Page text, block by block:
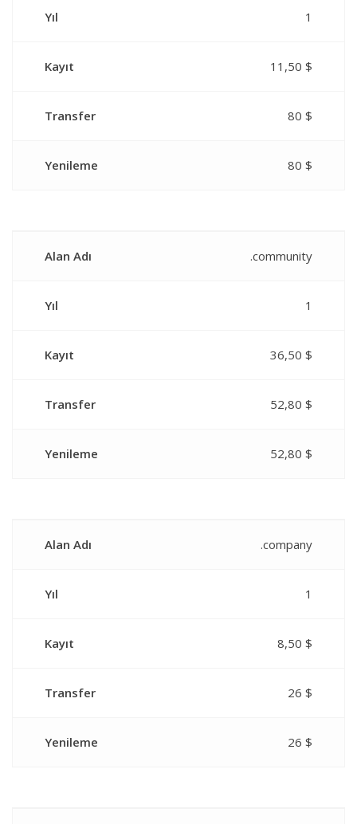
Yıl 1
Kayıt 11,50 $
Transfer 80 $
Yenileme 80 $
Alan Adı .community
Yıl 1
Kayıt 36,50 $
Transfer 52,80 $
Yenileme 52,80 $
Alan Adı .company
Yıl 1
Kayıt 8,50 $
Transfer 26 $
Yenileme 26 $